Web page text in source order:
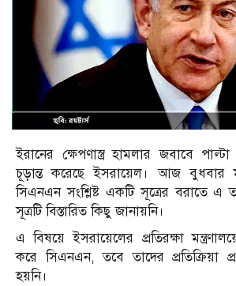
ইরানের ক্ষেপণাস্ত্র হামলার জবাবে
চূড়ান্ত করেছে ইসরায়েল। আজ বুধবার
সিএনএন সংশ্লিষ্ট একটি সূত্রের বরাতে এ
সূত্রটি বিস্তারিত কিছু জানায়নি।
এ বিষয়ে ইসরায়েলের প্রতিরক্ষা
করে সিএনএন, তবে তাদের প্রতিক্রিয়া
হয়নি।